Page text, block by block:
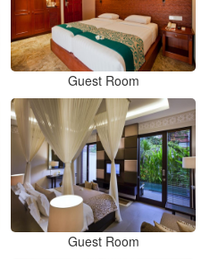
Guest Room
Guest Room